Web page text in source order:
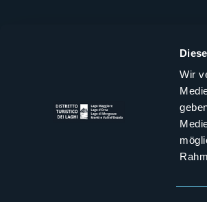
Wir
Distretto Turistico dei Laghi Scrl
Sede legale e operativa: Corso
infoturismo@distrettolaghi.ite